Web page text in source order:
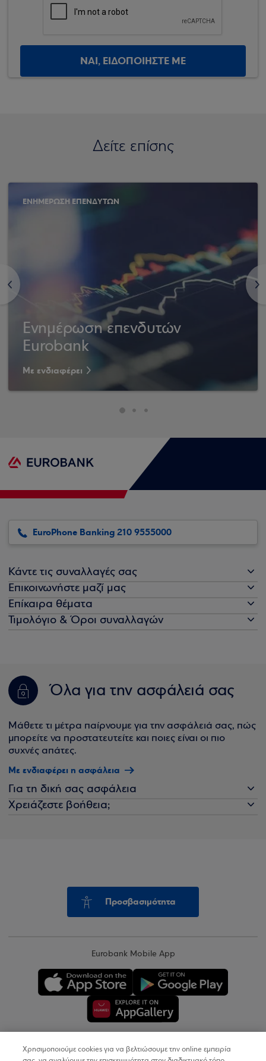
ΝΑΙ, ΕΙΔΟΠΟΙΗΣΤΕ ΜΕ
Δείτε επίσης
<
ΕΝΗΜΕΡΩΣΗ ΕΠΕΝΔΥΤΩΝ
Ενημέρωση επενδυτών
Eurobank
Με ενδιαφέρει
>
EuroPhone Banking 210 9555000
Κάντε τις συναλλαγές σας
Επικοινωνήστε μαζί μας
Επίκαιρα θέματα
Τιμολόγιο & Όροι συναλλαγών
Όλα για την ασφάλειά σας
Μάθετε τι μέτρα παίρνουμε για την ασφάλειά σας, πώς
μπορείτε να προστατευτείτε και ποιες είναι οι πιο
συχνές απάτες.
Με ενδιαφέρει η ασφάλεια
Για τη δική σας ασφάλεια
Χρειάζεστε βοήθεια;
Προσβασιμότητα
Eurobank Mobile App
Copyright © 2026
Χρησιμοποιούμε cookies για να βελτιώσουμε την online εμπειρία